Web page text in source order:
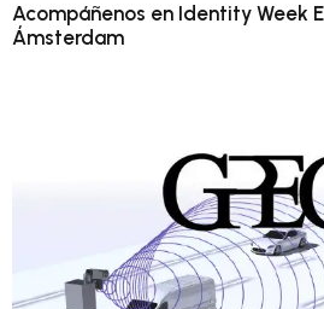
Acompáñenos en Identity Week
Ámsterdam